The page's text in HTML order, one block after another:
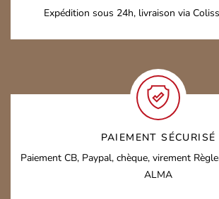
Expédition sous 24h, livraison via
PAIEMENT SÉCURISÉ
Paiement CB, Paypal, chèque, virement
ALMA